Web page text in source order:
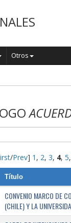
Otros
/Prev] 1 , 2, 3, 4, 5,
Título
CONVENIO MARCO DE
(CHILE) Y LA